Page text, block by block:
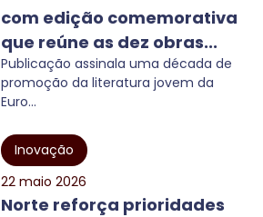
com edição comemorativa
que reúne as dez obras...
Publicação assinala uma década de
promoção da literatura jovem da
Euro...
Inovação
22 maio 2026
Norte reforça prioridades